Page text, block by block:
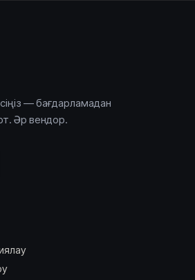
— бағдарламадан
Әр вендор.